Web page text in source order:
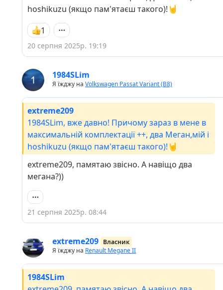
hoshikuzu (якщо пам'ятаєш такого)!🤘
1
20 серпня 2025р. 19:19
1984SLim
Я їжджу на Volkswagen Passat Variant (B8)
extreme209
1984SLim, вже давно! Причому зараз в мене в
максимальній комплектації ++, два Меган,мій і
hoshikuzu (якщо пам'ятаєш такого)!🤘
extreme209, памятаю звісно. А навіщо два
мегана?))
21 серпня 2025р. 08:44
extreme209 Власник
Я їжджу на Renault Megane II
1984SLim